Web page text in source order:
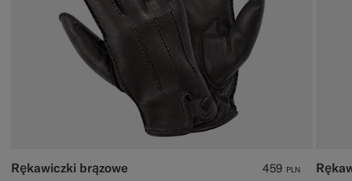
Rękawiczki brązowe 459 PLN